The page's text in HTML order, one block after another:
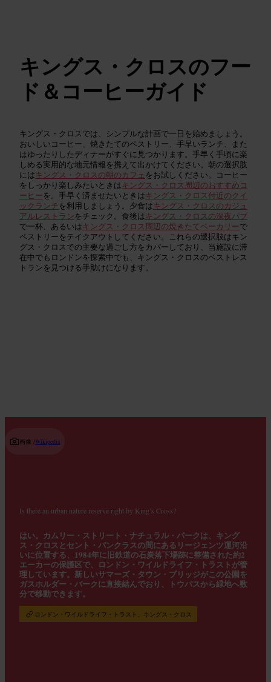
キングス・クロスのフー
ド＆コーヒーガイド
キングス・クロスでは、シンプルな計画で一日を始めましょう。
おいしいコーヒー、焼きたてのペストリー、手早いランチ、また
はゆったりしたディナーがすぐに見つかります。手早く手頃に楽
しめる実用的な地元情報を携えて出かけてください。朝の選択肢
にはキングス・クロスの朝のカフェ をお試しください。コーヒー
をしっかり楽しみたいときはキングス・クロス周辺のおすすめコ
ーヒーを。手早く済ませたいときはキングス・クロス付近のクイ
ックランチを利用しましょう。夕食はキングス・クロスのカジュ
アルレストランをチェック。食後はキングス・クロスの深夜パブ
で一杯、あるいはキングス・クロス周辺の焼きたてベーカリーで
ペストリーをテイクアウトしてください。これらの選択肢はキン
グス・クロスでの主要な過ごし方をカバーしており、当施設に滞
在中でもロンドンを探索中でも、キングス・クロスのベストレス
トランを見つける手助けになります。
画像 /Wikipedia
Is there an urban nature reserve right by King’s Cross?
はい。カムリー・ストリート・ナチュラル・パークは、キング
ス・クロスとセント・パンクラスの間にあるリージェンツ運河沿
いに位置する、1984年に旧鉄道の石炭落下場跡に整備された約2
エーカーの保護区で、ロンドン・ワイルドライフ・トラストが管
理しています。新しいサマーズ・タウン・ブリッジがこの公園を
ガスホルダー・パークに直接結んでおり、トウパスから緑地へ数
分で移動できます。
ロンドン・ワイルドライフ・トラスト、キングス・クロス